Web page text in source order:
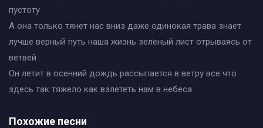
пустоту
А она только тянет нас вниз даже одинокая трава знает
лучше верный путь наша жизнь зеленый лист отрываясь от
ветвей
Он летит в осенний дождь рассыпается в ветру все что
здесь так тяжело как взлететь нам в небеса
Похожие песни